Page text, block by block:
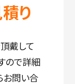
り
戴して
ので詳細
お問い合